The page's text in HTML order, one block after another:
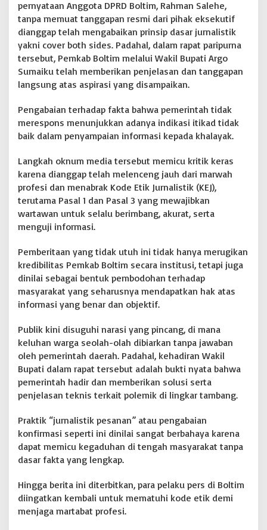
m
a
n
S
a
l
e
e
i
n
i
B
o
d
h
i
u
b
i
k
d
n
T
a
b
r
a
k
K
d
e
E
i
pernyataan Anggota DPRD Boltim, Rahman Salehe,
tanpa memuat tanggapan resmi dari pihak eksekutif
dianggap telah mengabaikan prinsip dasar jurnalistik
yakni cover both sides. Padahal, dalam rapat paripurna
tersebut, Pemkab Boltim melalui Wakil Bupati Argo
Sumaiku telah memberikan penjelasan dan tanggapan
langsung atas aspirasi yang disampaikan.
Pengabaian terhadap fakta bahwa pemerintah tidak
merespons menunjukkan adanya indikasi itikad tidak
baik dalam penyampaian informasi kepada khalayak.
Langkah oknum media tersebut memicu kritik keras
karena dianggap telah melenceng jauh dari marwah
profesi dan menabrak Kode Etik Jurnalistik (KEJ),
terutama Pasal 1 dan Pasal 3 yang mewajibkan
wartawan untuk selalu berimbang, akurat, serta
menguji informasi.
Pemberitaan yang tidak utuh ini tidak hanya merugikan
kredibilitas Pemkab Boltim secara institusi, tetapi juga
dinilai sebagai bentuk pembodohan terhadap
masyarakat yang seharusnya mendapatkan hak atas
informasi yang benar dan objektif.
Publik kini disuguhi narasi yang pincang, di mana
keluhan warga seolah-olah dibiarkan tanpa jawaban
oleh pemerintah daerah. Padahal, kehadiran Wakil
Bupati dalam rapat tersebut adalah bukti nyata bahwa
pemerintah hadir dan memberikan solusi serta
penjelasan teknis terkait polemik di lingkar tambang.
Praktik “jurnalistik pesanan” atau pengabaian
konfirmasi seperti ini dinilai sangat berbahaya karena
dapat memicu kegaduhan di tengah masyarakat tanpa
dasar fakta yang lengkap.
Hingga berita ini diterbitkan, para pelaku pers di Boltim
diingatkan kembali untuk mematuhi kode etik demi
menjaga martabat profesi.